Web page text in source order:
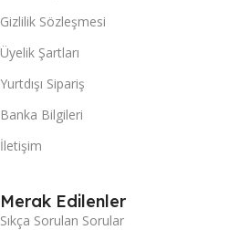
Gizlilik Sözleşmesi
Üyelik Şartları
Yurtdışı Sipariş
Banka Bilgileri
İletişim
Merak Edilenler
Sıkça Sorulan Sorular